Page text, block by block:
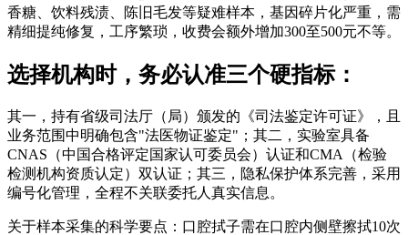
香糖、饮料残渍、陈旧毛发等疑难样本，基因碎片化严重，需
精细提纯修复，工序繁琐，收费会额外增加300至500元不等。
选择机构时，务必认准三个硬指标：
其一，持有省级司法厅（局）颁发的《司法鉴定许可证》，且
业务范围中明确包含"法医物证鉴定"；其二，实验室具备
CNAS（中国合格评定国家认可委员会）认证和CMA（检验
检测机构资质认定）双认证；其三，隐私保护体系完善，采用
编号化管理，全程不关联委托人真实信息。
关于样本采集的科学要点：口腔拭子需在口腔内侧壁擦拭10次